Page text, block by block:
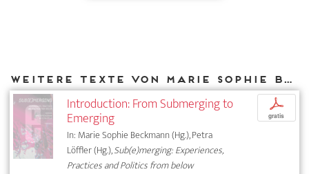
Weitere Texte von Marie Sophie Beckmann bei DIAPHANES
Introduction: From Submerging to
Emerging
In: Marie Sophie Beckmann (Hg.), Petra
Löffler (Hg.),Sub(e)merging: Experiences,
Practices and Politics from below
p
gratis